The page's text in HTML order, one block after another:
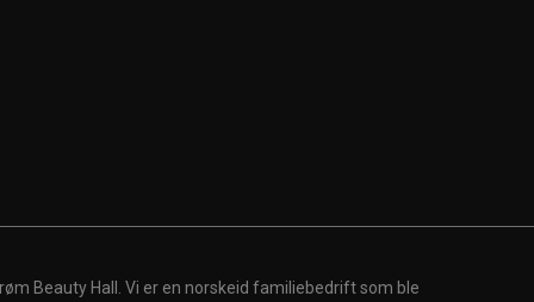
Beauty Hall. Vi er en norskeid familiebedrift som ble